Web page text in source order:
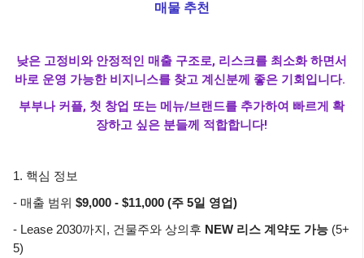
매물 추천
낮은 고정비와 안정적인 매출 구조로, 리스크를 최소화 하면서
바로 운영 가능한 비지니스를 찾고 계신분께 좋은 기회입니다.
부부나 커플, 첫 창업 또는 메뉴/브랜드를 추가하여 빠르게 확
장하고 싶은 분들께 적합합니다!
1. 핵심 정보
- 매출 범위 $9,000 - $11,000 (주 5일 영업)
- Lease 2030까지, 건물주와 상의후 NEW 리스 계약도 가능 (5+
5)